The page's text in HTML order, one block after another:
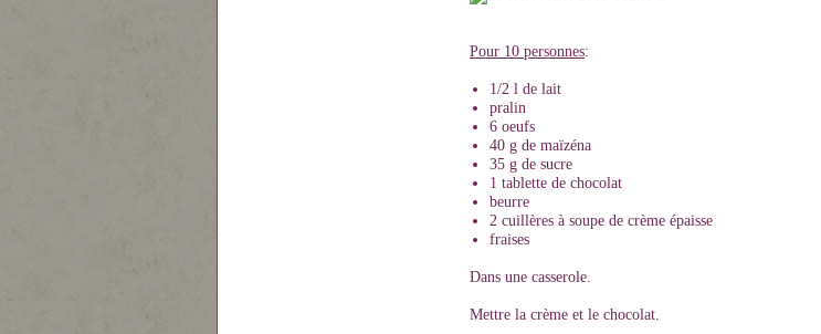
Pour 10 personnes:
1/2 l de lait
pralin
6 oeufs
40 g de maïzéna
35 g de sucre
1 tablette de chocolat
beurre
2 cuillères à soupe de crème épaisse
fraises
Dans une casserole.
Mettre la crème et le chocolat.